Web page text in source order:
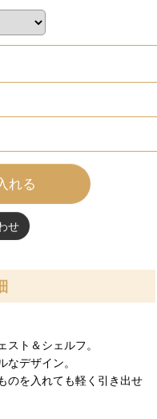
れる
せ
ト＆シェルフ。
デザイン。
のを入れても軽く引き出せ